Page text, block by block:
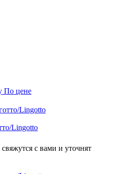
По цене
Lingotto
с вами и уточнят